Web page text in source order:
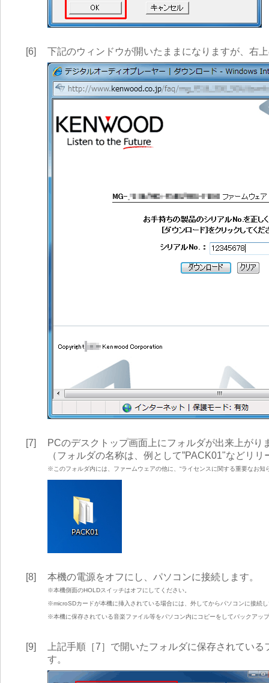
[6] 下記のウィンドウが開いたままになりますが、右
[7]
PCのデスクトップ画面上にフォルダが出来上が
（フォルダの名称は、例として”PACK01"などリ
※このフォルダ内には、ファームウェアの他に、“ライセンスに関する重要なお知
[8] 本機の電源をオフにし、パソコンに接続します。
※本機側面のHOLDスイッチはオフにしてください。
※microSDカードが本機に挿入されている場合には、外してからパソコンに接続
※本機に保存されている音楽ファイル等をパソコン内にコピーをしてバックアッ
[9]
上記手順［7］で開いたフォルダに保存されてい
す。